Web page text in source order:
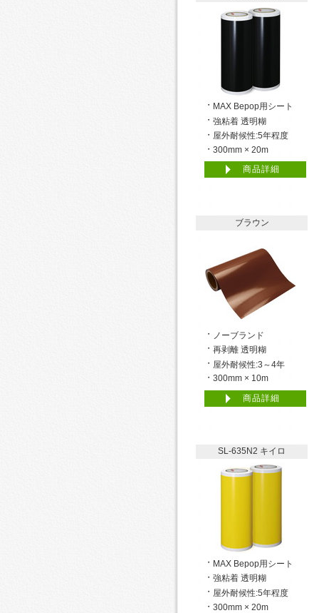
MAX Bepop用シート
強粘着 透明糊
屋外耐候性:5年程度
300mm × 20m
商品詳細
ブラウン
ノーブランド
再剥離 透明糊
屋外耐候性:3～4年
300mm × 10m
商品詳細
SL-635N2 キイロ
MAX Bepop用シート
強粘着 透明糊
屋外耐候性:5年程度
300mm × 20m